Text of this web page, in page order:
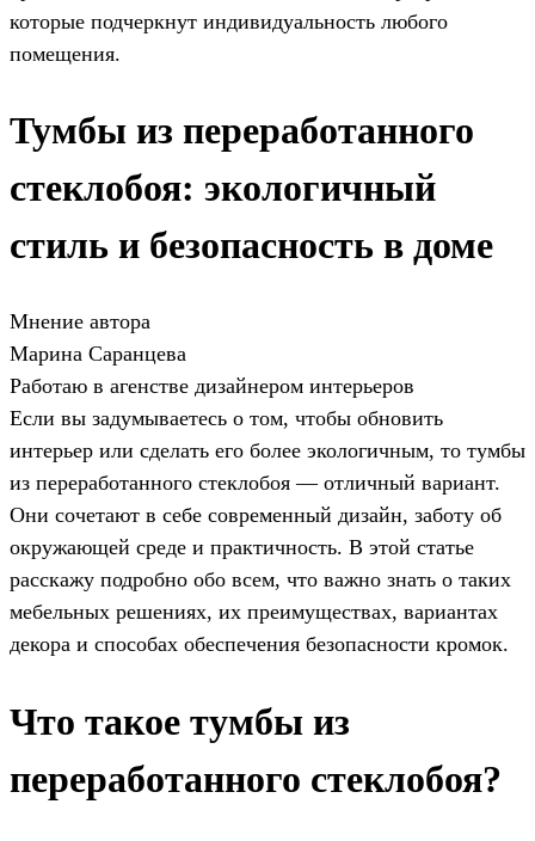
которые подчеркнут индивидуальность любого
помещения.
Тумбы из переработанного
стеклобоя: экологичный
стиль и безопасность в доме
Мнение автора
Марина Саранцева
Работаю в агенстве дизайнером интерьеров
Если вы задумываетесь о том, чтобы обновить
интерьер или сделать его более экологичным, то тумбы
из переработанного стеклобоя — отличный вариант.
Они сочетают в себе современный дизайн, заботу об
окружающей среде и практичность. В этой статье
расскажу подробно обо всем, что важно знать о таких
мебельных решениях, их преимуществах, вариантах
декора и способах обеспечения безопасности кромок.
Что такое тумбы из
переработанного стеклобоя?